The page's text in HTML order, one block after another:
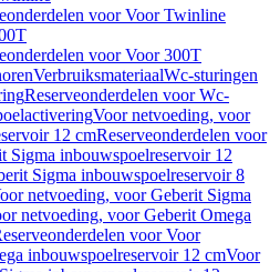
voor Voor Twinline
voor Voor 300T
VerbruiksmateriaalWc-sturingen
Reserveonderdelen voor Wc-
Voor netvoeding, voor
12 cmReserveonderdelen voor
Sigma inbouwspoelreservoir 12
Sigma inbouwspoelreservoir 8
netvoeding, voor Geberit Sigma
netvoeding, voor Geberit Omega
voor Voor
inbouwspoelreservoir 12 cmVoor